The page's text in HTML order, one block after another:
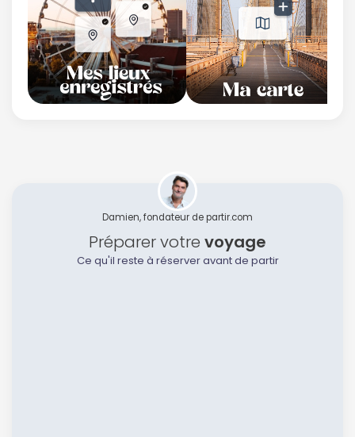
Damien, fondateur de partir.com
Préparer votre voyage
Ce qu'il reste à réserver avant de partir